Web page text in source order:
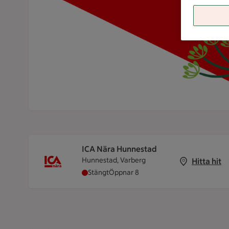
ICA Nära Hunnestad
Hunnestad, Varberg
ICA Nära Hunnestad har stängt, öppnar
StängtÖppnar 8
Hitta hit